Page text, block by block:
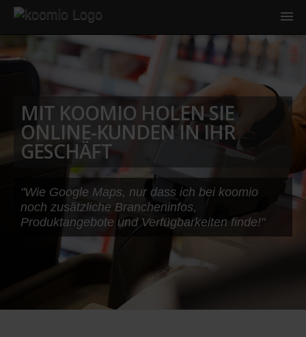
MIT KOOMIO HOLEN SIE
ONLINE-KUNDEN IN IHR
GESCHÄFT
"Wie Google Maps, nur dass ich bei koomio
noch zusätzliche Brancheninfos,
Produktangebote und Verfügbarkeiten finde!"